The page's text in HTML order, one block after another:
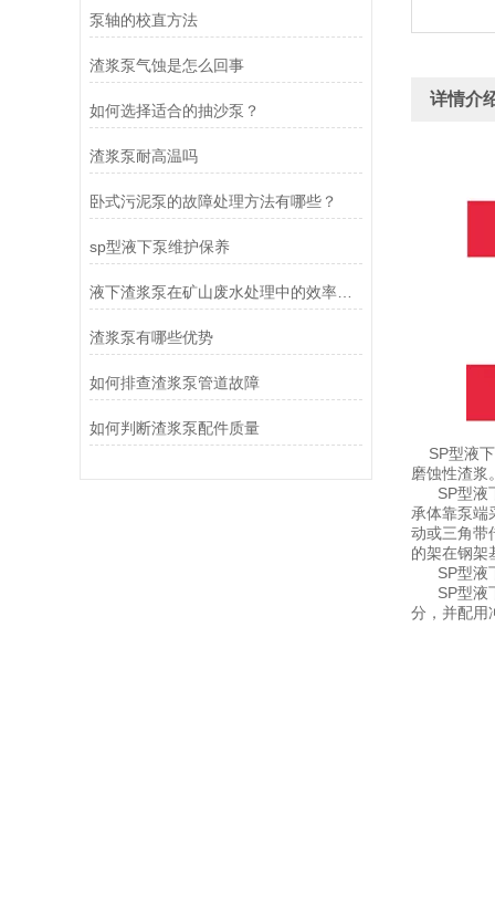
泵轴的校直方法
渣浆泵气蚀是怎么回事
如何选择适合的抽沙泵？
渣浆泵耐高温吗
卧式污泥泵的故障处理方法有哪些？
sp型液下泵维护保养
液下渣浆泵在矿山废水处理中的效率分析
渣浆泵有哪些优势
如何排查渣浆泵管道故障
如何判断渣浆泵配件质量
详情介
SP型液下
磨蚀性渣浆
SP型液下
承体靠泵端
动或三角带
的架在钢架
SP型液下
SP型液下
分，并配用